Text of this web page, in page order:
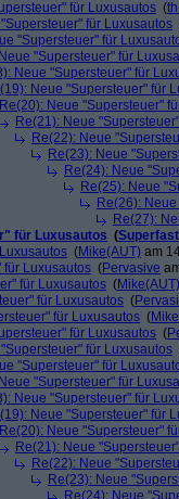
für Luxusautos (
für Luxusautos
"Supersteuer" für
"Supersteuer" für
Neue "Supersteuer" für
Neue "Supersteuer" für
Re(20): Neue "Supersteuer"
Re(21): Neue
Re(22): Neue
Re(23): Neue
Re(24): Neue
Re(25): Neue
Re(26):
Re(27):
für Luxusautos (Superfast
(Mike(AUT) am
für Luxusautos (Pervasive
für Luxusautos (Mike(AUT)
für Luxusautos (
für Luxusautos (
für Luxusautos (
für Luxusautos
"Supersteuer" für
"Supersteuer" für
Neue "Supersteuer" für
Neue "Supersteuer" für
Re(20): Neue "Supersteuer"
Re(21): Neue
Re(22): Neue
Re(23): Neue
Re(24): Neue